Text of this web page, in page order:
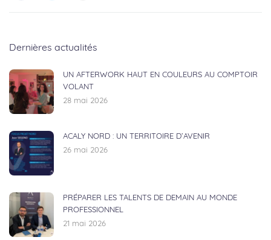
Dernières actualités
UN AFTERWORK HAUT EN COULEURS AU COMPTOIR
VOLANT
28 mai 2026
ACALY NORD : UN TERRITOIRE D’AVENIR
26 mai 2026
PRÉPARER LES TALENTS DE DEMAIN AU MONDE
PROFESSIONNEL
21 mai 2026